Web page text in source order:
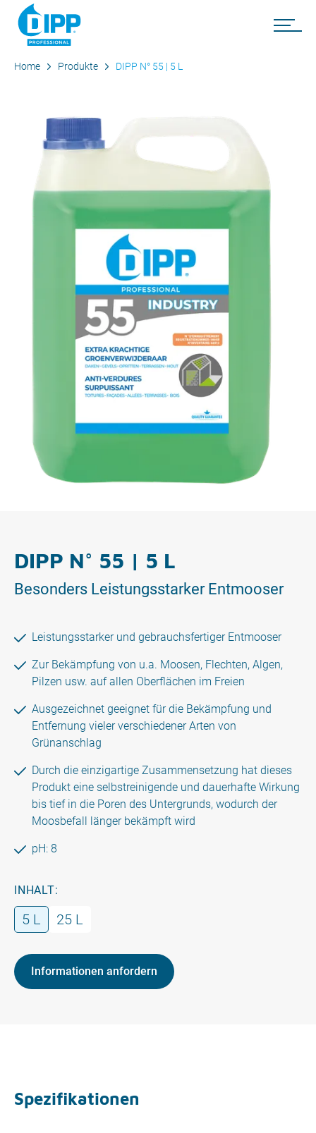
Home Produkte DIPP N° 55 | 5 L
DIPP N° 55 | 5 L
Besonders Leistungsstarker Entmooser
Leistungsstarker und gebrauchsfertiger Entmooser
Zur Bekämpfung von u.a. Moosen, Flechten, Algen,
Pilzen usw. auf allen Oberflächen im Freien
Ausgezeichnet geeignet für die Bekämpfung und
Entfernung vieler verschiedener Arten von
Grünanschlag
Durch die einzigartige Zusammensetzung hat dieses
Produkt eine selbstreinigende und dauerhafte Wirkung
bis tief in die Poren des Untergrunds, wodurch der
Moosbefall länger bekämpft wird
pH: 8
INHALT:
5 L 25 L
Informationen anfordern
Spezifikationen